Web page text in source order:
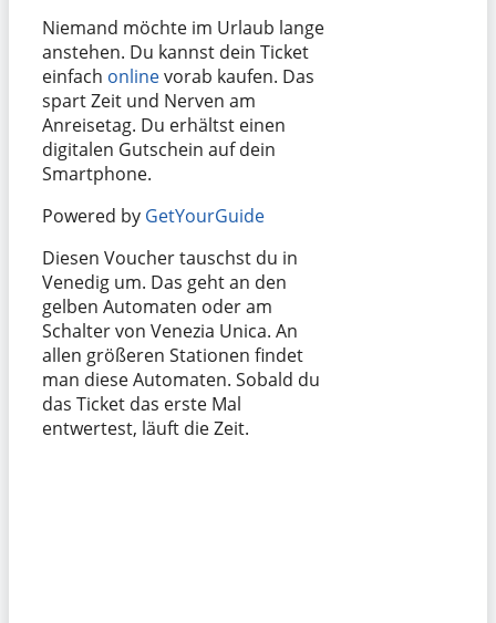
Niemand möchte im Urlaub lange
anstehen. Du kannst dein Ticket
einfach onlinevorab kaufen. Das
spart Zeit und Nerven am
Anreisetag. Du erhältst einen
digitalen Gutschein auf dein
Smartphone.
Powered by GetYourGuide
Diesen Voucher tauschst du in
Venedig um. Das geht an den
gelben Automaten oder am
Schalter von Venezia Unica. An
allen größeren Stationen findet
man diese Automaten. Sobald du
das Ticket das erste Mal
entwertest, läuft die Zeit.